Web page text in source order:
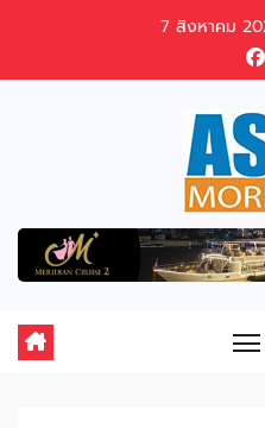
content
7 สิงหาคม